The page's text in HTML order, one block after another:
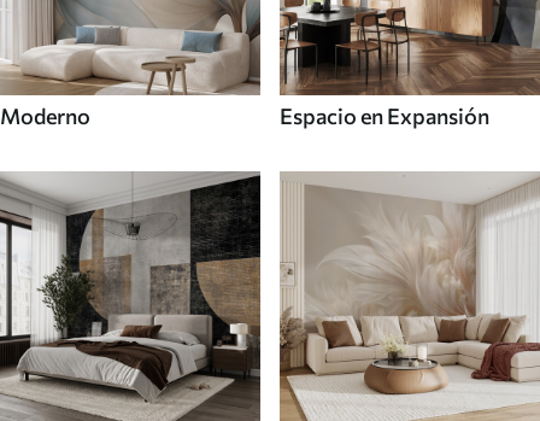
Moderno Espacio en Expansión